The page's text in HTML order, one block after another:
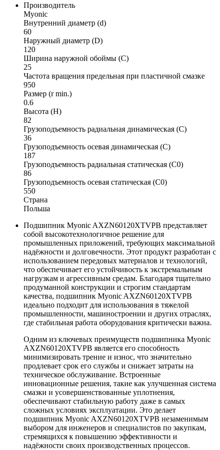
Производитель
Myonic
Внутренний диаметр (d)
60
Наружный диаметр (D)
120
Ширина наружной обоймы (C)
25
Частота вращения предельная при пластичной смазке
950
Размер (r min.)
0.6
Высота (H)
82
Грузоподъемность радиальная динамическая (C)
36
Грузоподъемность осевая динамическая (C)
187
Грузоподъемность радиальная статическая (C0)
86
Грузоподъемность осевая статическая (C0)
550
Страна
Польша
Подшипник Myonic AXZN60120XTVPB представляет
собой высокотехнологичное решение для
промышленных приложений, требующих максимальной
надёжности и долговечности. Этот продукт разработан с
использованием передовых материалов и технологий,
что обеспечивает его устойчивость к экстремальным
нагрузкам и агрессивным средам. Благодаря тщательно
продуманной конструкции и строгим стандартам
качества, подшипник Myonic AXZN60120XTVPB
идеально подходит для использования в тяжелой
промышленности, машиностроении и других отраслях,
где стабильная работа оборудования критически важна.
Одним из ключевых преимуществ подшипника Myonic
AXZN60120XTVPB является его способность
минимизировать трение и износ, что значительно
продлевает срок его службы и снижает затраты на
техническое обслуживание. Встроенные
инновационные решения, такие как улучшенная система
смазки и усовершенствованные уплотнения,
обеспечивают стабильную работу даже в самых
сложных условиях эксплуатации. Это делает
подшипник Myonic AXZN60120XTVPB незаменимым
выбором для инженеров и специалистов по закупкам,
стремящихся к повышению эффективности и
надёжности своих производственных процессов.